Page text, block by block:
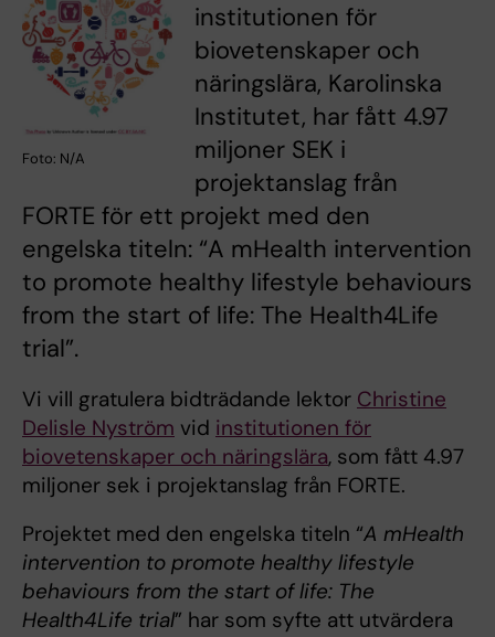
Foto: N/A
institutionen för
biovetenskaper och
näringslära, Karolinska
Institutet, har fått 4.97
miljoner SEK i
projektanslag från
FORTE för ett projekt med den
engelska titeln: “A mHealth intervention
to promote healthy lifestyle behaviours
from the start of life: The Health4Life
trial”.
Vi vill gratulera bidträdande lektor Christine
Delisle Nyström vid institutionen för
biovetenskaper och näringslära, som fått 4.97
miljoner sek i projektanslag från FORTE.
Projektet med den engelska titeln “A mHealth
intervention to promote healthy lifestyle
behaviours from the start of life: The
Health4Life trial” har som syfte att utvärdera